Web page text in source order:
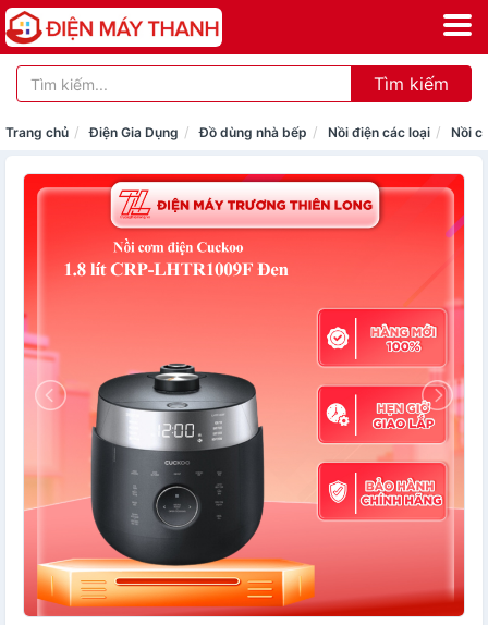
Tìm kiếm
Trang chủ Điện Gia Dụng Đồ dùng nhà bếp Nồi điện các loại Nồi